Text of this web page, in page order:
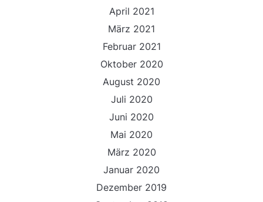
April 2021
März 2021
Februar 2021
Oktober 2020
August 2020
Juli 2020
Juni 2020
Mai 2020
März 2020
Januar 2020
Dezember 2019